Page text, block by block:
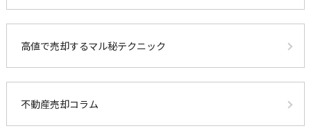
高値で売却するマル秘テクニック
不動産売却コラム